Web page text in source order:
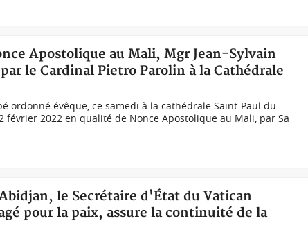
Apostolique au Mali, Mgr Jean-Sylvain
le Cardinal Pietro Parolin à la Cathédrale
ordonné évêque, ce samedi à la cathédrale Saint-Paul du
février 2022 en qualité de Nonce Apostolique au Mali, par Sa
le Secrétaire d'État du Vatican
pour la paix, assure la continuité de la